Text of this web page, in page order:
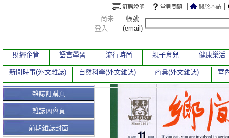
雜誌訂購頁
雜誌內容頁
前期雜誌封面
尚未
登入
帳號
(email)
財經企管 語言學習 流行時尚 親子育兒 健康樂活
新聞時事(外文雜誌) 自然科學(外文雜誌) 商業(外文雜誌) 室